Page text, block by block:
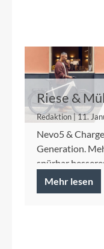
Riese &
Nevo5
Redaktion | 11.
Nevo5 &
Generation.
spürbar
Mehr lesen